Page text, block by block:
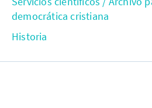
democrática cristiana
Historia